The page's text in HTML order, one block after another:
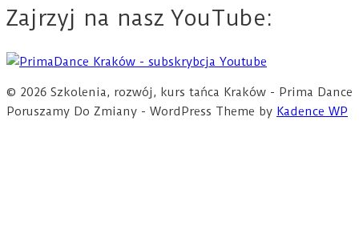
Zajrzyj na nasz YouTube:
© 2026 Szkolenia, rozwój, kurs tańca Kraków - Prima Dance
Poruszamy Do Zmiany - WordPress Theme by Kadence WP